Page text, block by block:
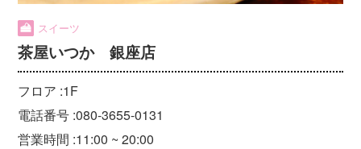
スイーツ
茶屋いつか 銀座店
フロア :1F
電話番号 :080-3655-0131
営業時間 :11:00 ~ 20:00